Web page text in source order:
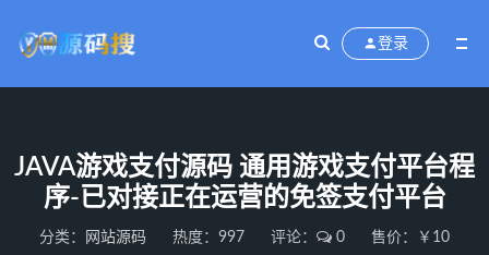
登录
JAVA游戏支付源码 通用游戏支付平台程
序-已对接正在运营的免签支付平台
分类： 网站源码 热度：997 评论： 0 售价：￥10